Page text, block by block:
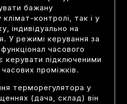
бажану
контролі, так і у
індивідуально на
У режимі керування за
часового
керувати підключеними
проміжків.
терморегулятора у
(дача, склад) він